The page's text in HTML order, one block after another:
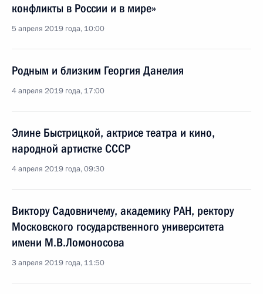
конфликты в России и в мире»
5 апреля 2019 года, 10:00
Родным и близким Георгия Данелия
4 апреля 2019 года, 17:00
Элине Быстрицкой, актрисе театра и кино,
народной артистке СССР
4 апреля 2019 года, 09:30
Виктору Садовничему, академику РАН, ректору
Московского государственного университета
имени М.В.Ломоносова
3 апреля 2019 года, 11:50